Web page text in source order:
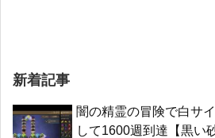
新着記事
闇の精霊の冒険で白サ
して1600週到達【黒い